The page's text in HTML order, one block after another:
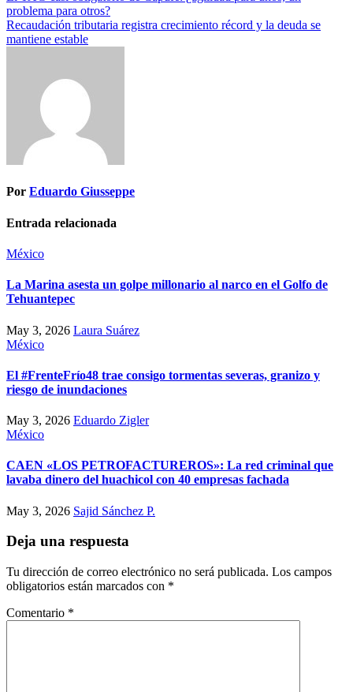
problema para otros?
Recaudación tributaria registra crecimiento récord y la deuda se
mantiene estable
Por Eduardo Giusseppe
Entrada relacionada
México
La Marina asesta un golpe millonario al narco en el Golfo de
Tehuantepec
May 3, 2026 Laura Suárez
México
El #FrenteFrío48 trae consigo tormentas severas, granizo y
riesgo de inundaciones
May 3, 2026 Eduardo Zigler
México
CAEN «LOS PETROFACTUREROS»: La red criminal que
lavaba dinero del huachicol con 40 empresas fachada
May 3, 2026 Sajid Sánchez P.
Deja una respuesta
Tu dirección de correo electrónico no será publicada. Los campos
obligatorios están marcados con *
Comentario *